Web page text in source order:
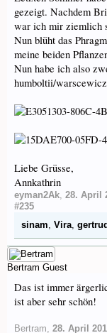
gezeigt. Nachdem
war ich mir ziemlich
Nun blüht das
meine beiden
Nun habe ich also
humboltii/
Liebe Grüsse,
Annkathrin
eyman2Ak, 28. April
#235
sinam, Vira,
Bertram Guest
Das ist immer
ist aber sehr schön!
Bertram, 28. April